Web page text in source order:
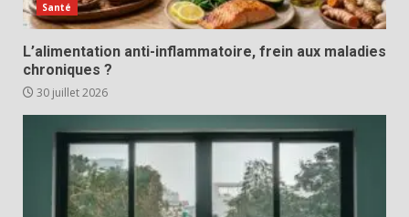
Santé
L’alimentation anti-inflammatoire, frein aux maladies
chroniques ?
30 juillet 2026